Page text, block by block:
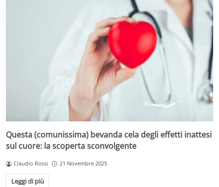
Questa (comunissima) bevanda cela degli effetti inattesi
sul cuore: la scoperta sconvolgente
Claudio Rossi 21 Novembre 2025
Leggi di più